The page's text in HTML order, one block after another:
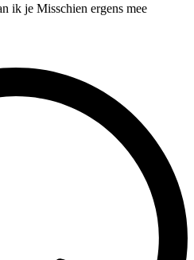
ik je Misschien ergens mee